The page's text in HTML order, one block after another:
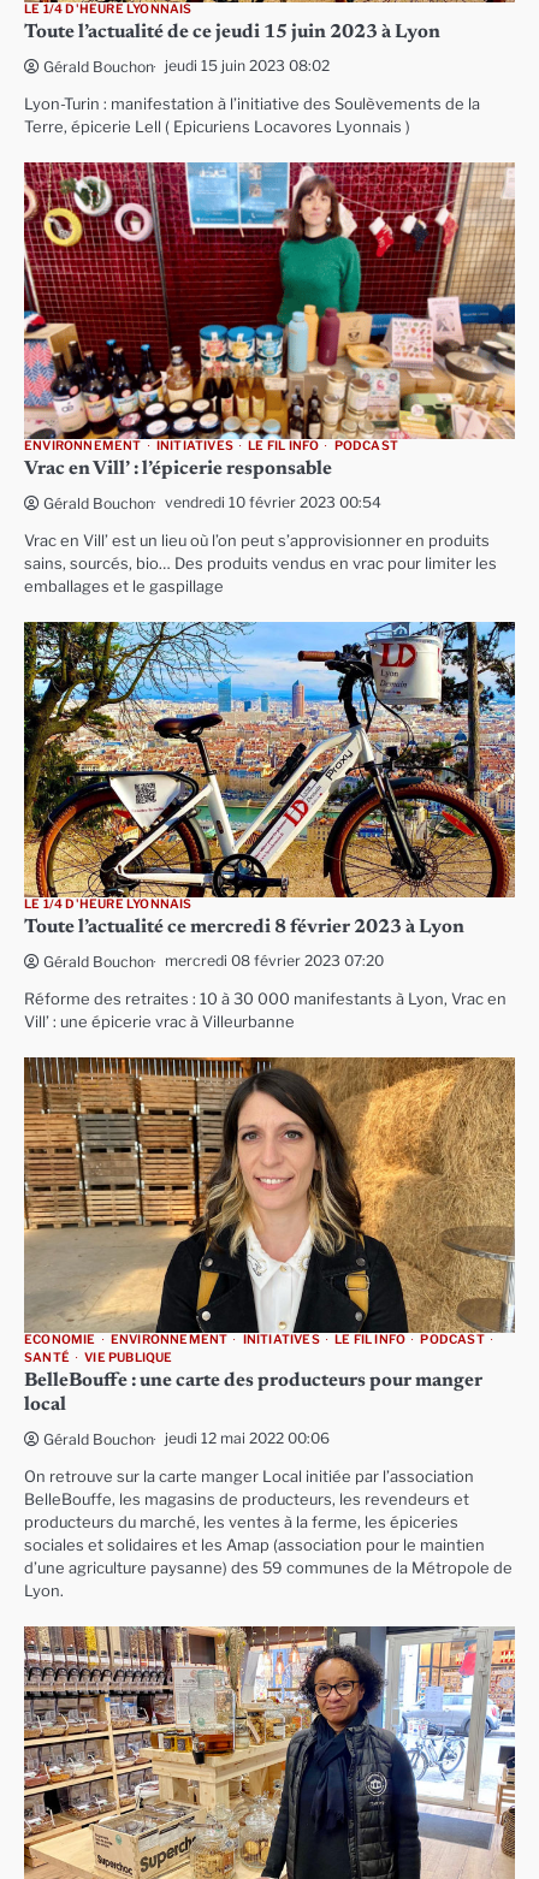
LE 1/4 D'HEURE LYONNAIS
Toute l’actualité de ce jeudi 15 juin 2023 à Lyon
Gérald Bouchon jeudi 15 juin 2023 08:02
Lyon-Turin : manifestation à l’initiative des Soulèvements de la
Terre, épicerie Lell ( Epicuriens Locavores Lyonnais )
ENVIRONNEMENT INITIATIVES LE FIL INFO PODCAST
Vrac en Vill’ : l’épicerie responsable
Gérald Bouchon vendredi 10 février 2023 00:54
Vrac en Vill’ est un lieu où l’on peut s’approvisionner en produits
sains, sourcés, bio… Des produits vendus en vrac pour limiter les
emballages et le gaspillage
LE 1/4 D'HEURE LYONNAIS
Toute l’actualité ce mercredi 8 février 2023 à Lyon
Gérald Bouchon mercredi 08 février 2023 07:20
Réforme des retraites : 10 à 30 000 manifestants à Lyon, Vrac en
Vill’ : une épicerie vrac à Villeurbanne
ECONOMIE ENVIRONNEMENT INITIATIVES LE FIL INFO
PODCAST
SANTÉ
VIE PUBLIQUE
BelleBouffe : une carte des producteurs pour manger
local
Gérald Bouchon jeudi 12 mai 2022 00:06
On retrouve sur la carte manger Local initiée par l’association
BelleBouffe, les magasins de producteurs, les revendeurs et
producteurs du marché, les ventes à la ferme, les épiceries
sociales et solidaires et les Amap (association pour le maintien
d’une agriculture paysanne) des 59 communes de la Métropole de
Lyon.